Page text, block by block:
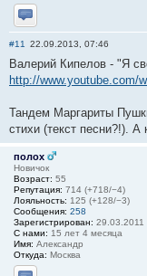
Отправить личное
#11 22.09.2013, 07:46
Валерий Кипелов - "Я
http://www.youtube.com/
Тандем Маргариты
стихи (текст песни?!). А
полох
Новичок
Возраст: 55
Репутация: 714 (+718/−4)
Лояльность: 125 (+128/−3)
Сообщения: 258
Зарегистрирован: 29.03.2011
С нами: 15 лет 4 месяца
Имя: Александр
Откуда: Москва